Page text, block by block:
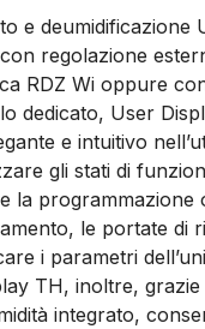
e deumidificazione
regolazione
RDZ Wi oppure
dedicato, User
e intuitivo
gli stati di
la programmazione
le portate di
i parametri
TH, inoltre, grazie
integrato,